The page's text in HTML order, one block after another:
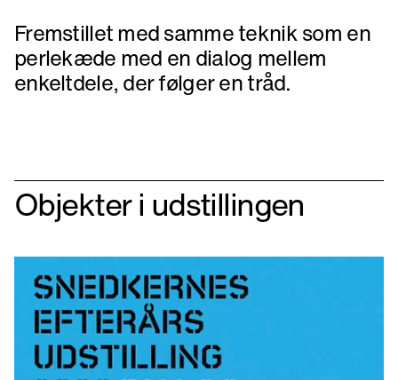
Fremstillet med samme teknik som en
perlekæde med en dialog mellem
enkeltdele, der følger en tråd.
Objekter i udstillingen